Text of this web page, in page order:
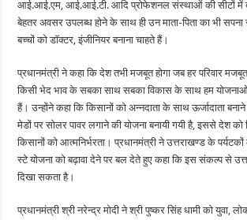
आई.आई.एम, आई.आई.टी. आदि प्रोफेशनल संस्थाओं की सीटों में
बेहतर अवसर उपलब्ध होने के साथ ही उन माता-पिता का भी सपना
बच्चों को डॉक्टर, इंजीनियर बनाना चाहते हैं।
प्रधानमंत्री ने कहा कि देश तभी मजबूत होगा जब हर परिवार
किसी भेद भाव के सबका साथ सबका विकास के साथ हम
हैं। उन्होंने कहा कि किसानों को अन्नदाता के साथ ऊर्जादाता
मेडों पर सोलर पावर लगाने की योजना बनायी गयी है, इससे देश
किसानों को आत्मनिर्भरता। प्रधानमंत्री ने उत्तराखण्ड के
स्टे योजना को बढ़ावा देने पर बल देते हुए कहा कि इस संकल्प से
दिखा सकता है।
प्रधानमंत्री श्री नरेन्द्र मोदी ने श्री पुष्कर सिंह धामी को युवा,